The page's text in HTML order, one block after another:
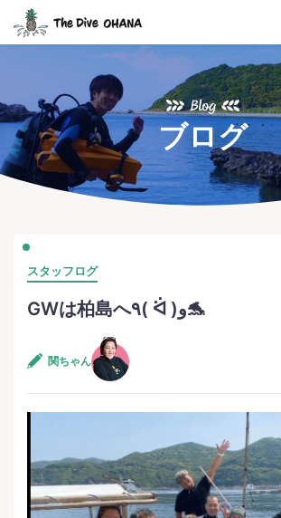
Blog
ブログ
スタッフログ
GWは柏島へ٩( ᐛ )و🐬
関ちゃん